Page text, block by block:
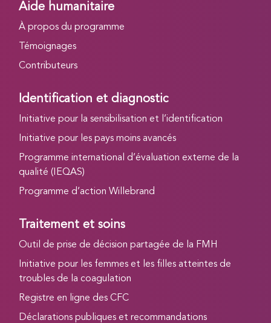
Aide humanitaire
À propos du programme
Témoignages
Contributeurs
Identification et diagnostic
Initiative pour la sensibilisation et l’identification
Initiative pour les pays moins avancés
Programme international d’évaluation externe de la
qualité (IEQAS)
Programme d’action Willebrand
Traitement et soins
Outil de prise de décision partagée de la FMH
Initiative pour les femmes et les filles atteintes de
troubles de la coagulation
Registre en ligne des CFC
Déclarations publiques et recommandations